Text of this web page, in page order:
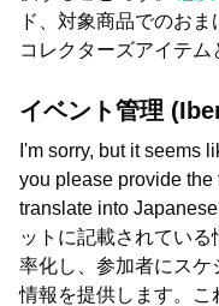
ド、対象商品でのお
コレクターズアイテム
イベント管理
I'm sorry, but it seems
you please provide
translate into
ットに記載されてい
率化し、参加者にス
情報を提供します。こ